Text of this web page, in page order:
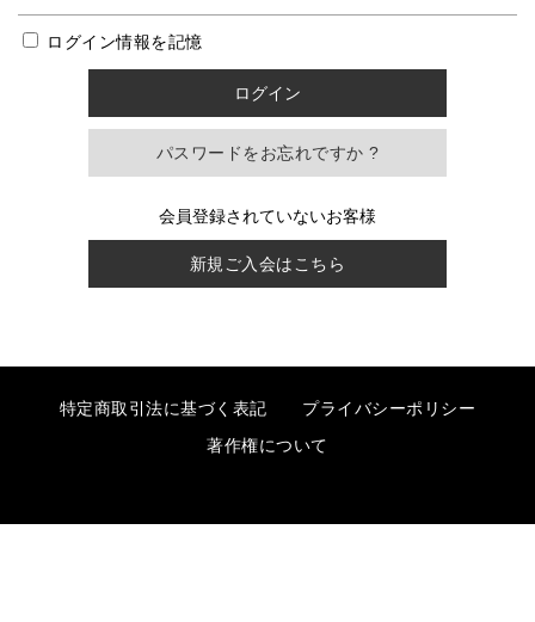
ログイン情報を記憶
パスワードをお忘れですか ?
会員登録されていないお客様
新規ご入会はこちら
特定商取引法に基づく表記
プライバシーポリシー
著作権について